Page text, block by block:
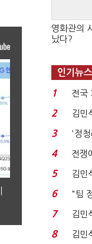
영화관의
났다?
인기뉴스
1
전국
발윳
2
김민
청래
3
'정
는
4
전쟁
에너
5
김민
'1위
6
"팀
주
7
김민
청래
8
김민